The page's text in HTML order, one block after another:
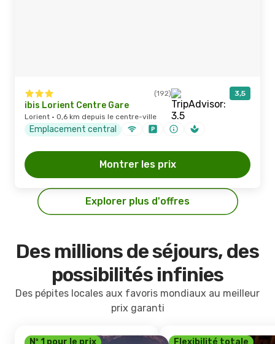
(192) 3,5
ibis Lorient Centre Gare
Lorient · 0,6 km depuis le centre-ville
Emplacement central
Montrer les prix
Explorer plus d'offres
Des millions de séjours, des
possibilités infinies
Des pépites locales aux favoris mondiaux au meilleur
prix garanti
Nº 1 pour le prix Flexibilité totale